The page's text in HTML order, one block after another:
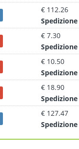
€ 112.26
Spedizione
€ 7.30
Spedizione
€ 10.50
Spedizione
€ 18.90
Spedizione
€ 127.47
Spedizione